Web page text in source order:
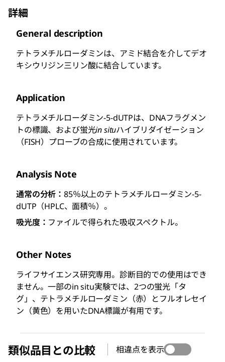
詳細
General description
テトラメチルローダミンは、アミド結合を介してデオ
キシウリジン三リン酸に結合しています。
Application
テトラメチルローダミン-5-dUTPは、DNAフラグメン
トの標識、および蛍光in situハイブリダイゼーション
（FISH）プローブの合成に使用されています。
Analysis Note
通常の分析：85％以上のテトラメチルローダミン-5-
dUTP（HPLC、面積％）。
吸光度： ファイルで得られた吸収スペクトル。
Other Notes
ライフサイエンス研究専用。診断目的での使用はでき
ません。一部のin situ実験では、2つの蛍光「タ
グ」、テトラメチルローダミン（赤）とフルオレセイ
ン（黄色）を用いたDNA標識が有用です。
類似品目との比較 相違点を表示